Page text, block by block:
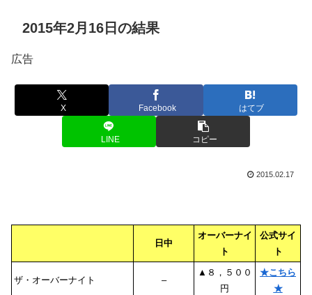
2015年2月16日の結果
広告
X Facebook はてブ
LINE コピー
2015.02.17
日中
オーバーナイ
ト
公式サイ
ト
ザ・オーバーナイト –
▲８，５００
円
★こちら
★